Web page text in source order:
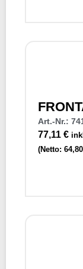
Art.-Nr.:
77,11 €
(Netto: 64,80